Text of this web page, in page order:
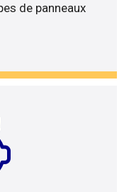
de panneaux